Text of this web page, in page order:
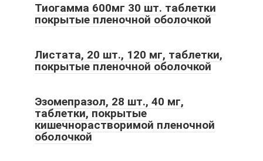
Тиогамма 600мг 30 шт. таблетки
покрытые пленочной оболочкой
Листата, 20 шт., 120 мг, таблетки,
покрытые пленочной оболочкой
Эзомепразол, 28 шт., 40 мг,
таблетки, покрытые
кишечнорастворимой пленочной
оболочкой